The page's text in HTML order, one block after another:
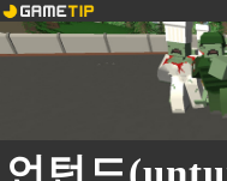
언턴드